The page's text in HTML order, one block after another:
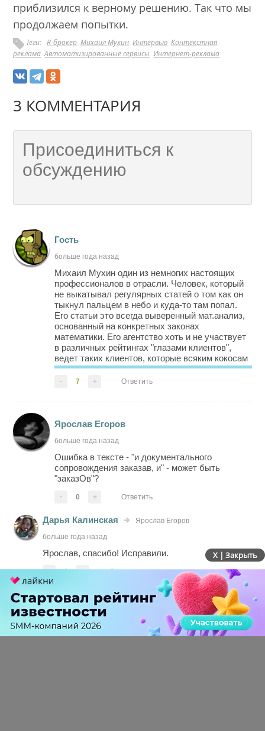
приблизился к верному решению. Так что мы
продолжаем попытки.
Теги: R-брокер Михаил Мухин Интервью Контекстная
реклама Автоматизированные сервисы Интернет-реклама
3 КОММЕНТАРИЯ
Гость
больше года назад
Михаил Мухин один из немногих настоящих
профессионалов в отрасли. Человек, который
не выкатывал регулярных статей о том как он
тыкнул пальцем в небо и куда-то там попал.
Его статьи это всегда выверенный мат.анализ,
основанный на конкретных законах
математики. Его агентство хоть и не участвует
в различных рейтингах "глазами клиентов",
ведет таких клиентов, которые всяким кокосам
с бдбд даже не снились. Причем показывает
реальный результат, а не тупо вытягивает
- 7 + Ответить
Ярослав Егоров
больше года назад
Ошибка в тексте - "и документального
сопровождения заказав, и" - может быть
"заказОв"?
- 0 + Ответить
Дарья Калинская
Ярослав Егоров
больше года назад
Ярослав, спасибо! Исправили.
- 0 + Ответить
X | Закрыть